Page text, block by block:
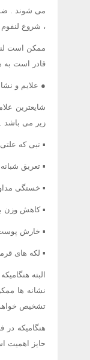
می شوند .
، شروع
ممکن است
قادر است به
● علایم و
شایعترین
زیر می باشد .
▪ تبی که
▪ تعریق شبانه
▪ خستگی
▪ کاهش وزن
▪ خارش
▪ لکه های
البته
نشانه ها
تشخیص خواهد
هنگامیکه
حایز اهمیت